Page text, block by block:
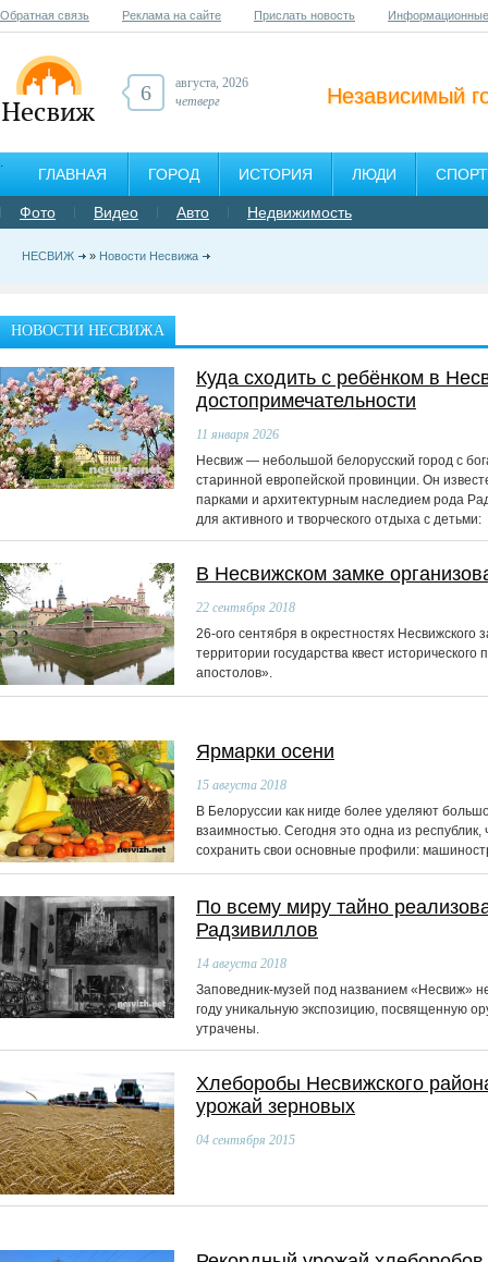
Обратная связь Реклама на сайте Прислать новость
Независимый
6
августа, 2026
четверг
ГЛАВНАЯ ГОРОД ИСТОРИЯ ЛЮДИ СПОРТ
Фото Видео Авто Недвижимость
НЕСВИЖ » Новости Несвижа
НОВОСТИ НЕСВИЖА
Куда сходить с ребёнком в
достопримечательности
11 января 2026
Несвиж — небольшой белорусский город с
старинной европейской провинции. Он
парками и архитектурным наследием рода
для активного и творческого отдыха с детьми:
В Несвижском замке
22 сентября 2018
26-ого сентября в окрестностях Несвижского
территории государства квест
апостолов».
Ярмарки осени
15 августа 2018
В Белоруссии как нигде более уделяют
взаимностью. Сегодня это одна из
сохранить свои основные профили:
По всему миру тайно
Радзивиллов
14 августа 2018
Заповедник-музей под названием «Несвиж»
году уникальную экспозицию, посвященную
утрачены.
Хлеборобы Несвижского
урожай зерновых
04 сентября 2015